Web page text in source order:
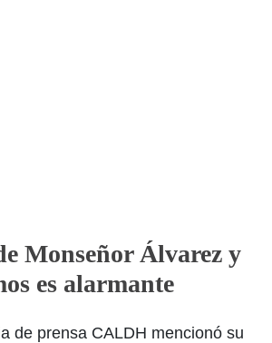
Monseñor Álvarez y
es alarmante
de prensa CALDH mencionó su